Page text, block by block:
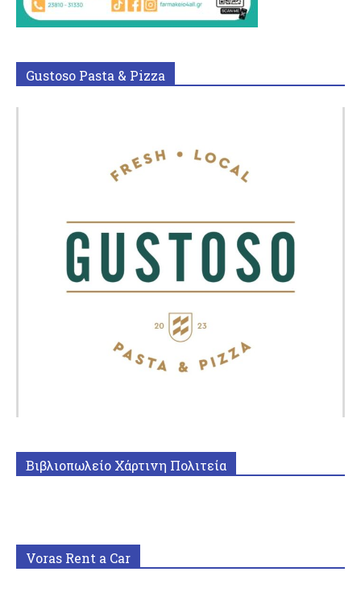
Gustoso Pasta & Pizza
Βιβλιοπωλείο Χάρτινη Πολιτεία
Voras Rent a Car